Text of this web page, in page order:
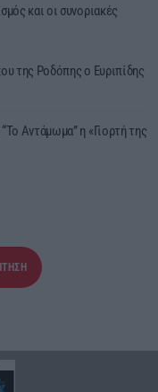
και οι συνοριακές
της Ροδόπης ο Ευριπίδης
Αντάμωμα” η «Γιορτή της